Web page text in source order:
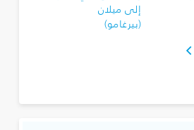
إلى ميلان
(بيرغامو)